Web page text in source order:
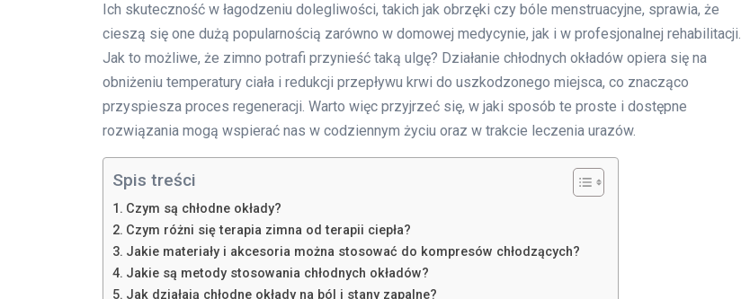
Ich skuteczność w łagodzeniu dolegliwości, takich jak obrzęki czy bóle menstruacyjne, sprawia, że
cieszą się one dużą popularnością zarówno w domowej medycynie, jak i w profesjonalnej rehabilitacji.
Jak to możliwe, że zimno potrafi przynieść taką ulgę? Działanie chłodnych okładów opiera się na
obniżeniu temperatury ciała i redukcji przepływu krwi do uszkodzonego miejsca, co znacząco
przyspiesza proces regeneracji. Warto więc przyjrzeć się, w jaki sposób te proste i dostępne
rozwiązania mogą wspierać nas w codziennym życiu oraz w trakcie leczenia urazów.
Spis treści
Czym są chłodne okłady?
Czym różni się terapia zimna od terapii ciepła?
Jakie materiały i akcesoria można stosować do kompresów chłodzących?
Jakie są metody stosowania chłodnych okładów?
Jak działają chłodne okłady na ból i stany zapalne?